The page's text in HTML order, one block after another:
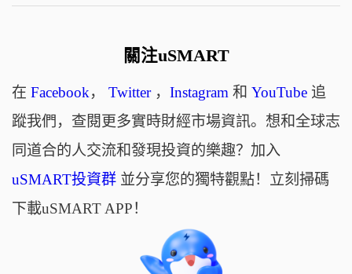
關注uSMART
在 Facebook， Twitter， Instagram 和 YouTube追
蹤我們，查閱更多實時財經市場資訊。想和全球志
同道合的人交流和發現投資的樂趣？加入
uSMART投資群並分享您的獨特觀點！立刻掃碼
下載uSMART APP！